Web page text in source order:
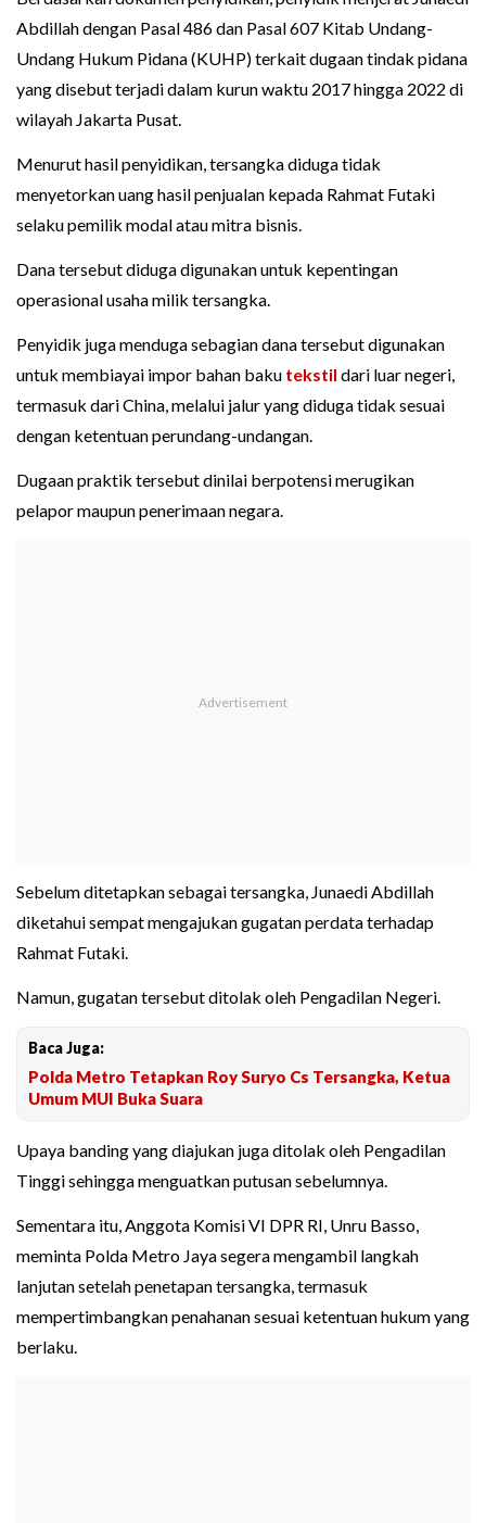
Abdillah dengan Pasal 486 dan Pasal 607 Kitab Undang-
Undang Hukum Pidana (KUHP) terkait dugaan tindak pidana
yang disebut terjadi dalam kurun waktu 2017 hingga 2022 di
wilayah Jakarta Pusat.
Menurut hasil penyidikan, tersangka diduga tidak
menyetorkan uang hasil penjualan kepada Rahmat Futaki
selaku pemilik modal atau mitra bisnis.
Dana tersebut diduga digunakan untuk kepentingan
operasional usaha milik tersangka.
Penyidik juga menduga sebagian dana tersebut digunakan
untuk membiayai impor bahan baku tekstil dari luar negeri,
termasuk dari China, melalui jalur yang diduga tidak sesuai
dengan ketentuan perundang-undangan.
Dugaan praktik tersebut dinilai berpotensi merugikan
pelapor maupun penerimaan negara.
Sebelum ditetapkan sebagai tersangka, Junaedi Abdillah
diketahui sempat mengajukan gugatan perdata terhadap
Rahmat Futaki.
Namun, gugatan tersebut ditolak oleh Pengadilan Negeri.
Baca Juga:
Polda Metro Tetapkan Roy Suryo Cs Tersangka, Ketua
Umum MUI Buka Suara
Upaya banding yang diajukan juga ditolak oleh Pengadilan
Tinggi sehingga menguatkan putusan sebelumnya.
Sementara itu, Anggota Komisi VI DPR RI, Unru Basso,
meminta Polda Metro Jaya segera mengambil langkah
lanjutan setelah penetapan tersangka, termasuk
mempertimbangkan penahanan sesuai ketentuan hukum yang
berlaku.